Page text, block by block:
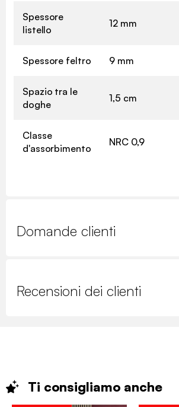
Spessore
listello
12 mm
Spessore feltro 9 mm
Spazio tra le
doghe
1,5 cm
Classe
d'assorbimento
NRC 0,9
Domande clienti
Recensioni dei clienti
Ti consigliamo anche